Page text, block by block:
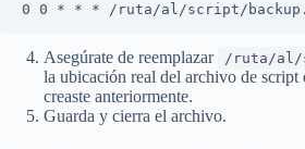
0 0 * * * /ruta/al/script/
Asegúrate de reemplazar /ruta/al/
la ubicación real del archivo de script
creaste anteriormente.
Guarda y cierra el archivo.